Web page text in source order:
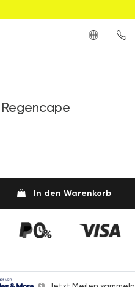
Regencape
In den Warenkorb